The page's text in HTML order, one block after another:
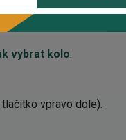
vybrat kolo
vpravo dole).